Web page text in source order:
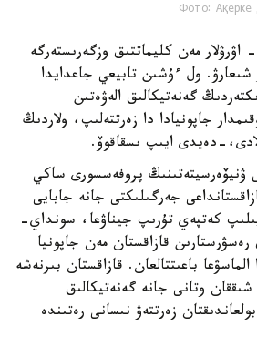
Фото: Ақерке
مەن كليماتتىق وزگەرىستەرگە
شىعارۋ. ول ءۇشىن تابيعي جاعدايدا
گەنەتيكالىق الەۋەتىن
جاپونيادا دا زەرتتەلىپ، ولاردىڭ
دەيدى ايىپ ىسقاقوۆ.
ۋنيۆەرسيتەتىنىڭ پروفەسسورى ساكي
جەرگىلىكتى جانە جابايى
كەتپەي تۇرىپ جيناۋعا، سونداي-
رەسۋرستارىن قازاقستان مەن جاپونيا
باعىتتالعان. قازاقستان بىرنەشە
وتانى جانە گەنەتيكالىق
زەرتتەۋ نىسانى رەتىندە